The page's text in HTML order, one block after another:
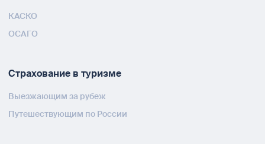
КАСКО
ОСАГО
Страхование в туризме
Выезжающим за рубеж
Путешествующим по России